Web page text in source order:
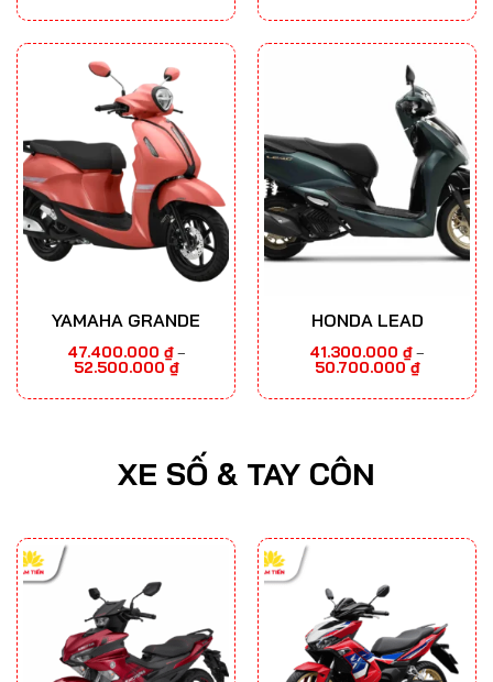
YAMAHA GRANDE
47.400.000 ₫ –
52.500.000₫Khoảng
giá:
47.400.000 ₫
HONDA LEAD
41.300.000 ₫ –
50.700.000₫Khoảng
giá:
41.300.000
XE SỐ & TAY CÔN